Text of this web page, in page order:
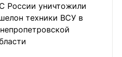
России уничтожили
техники ВСУ в